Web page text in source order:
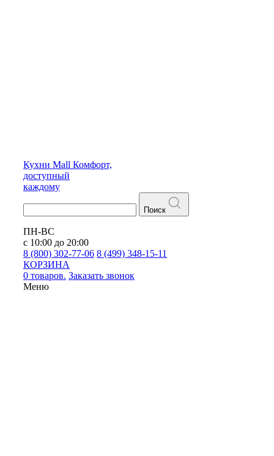
Кухни Mall Комфорт,
доступный
каждому
Поиск
ПН-ВС
с 10:00 до 20:00
8 (800) 302-77-06 8 (499) 348-15-11
КОРЗИНА
0 товаров. Заказать звонок
Меню